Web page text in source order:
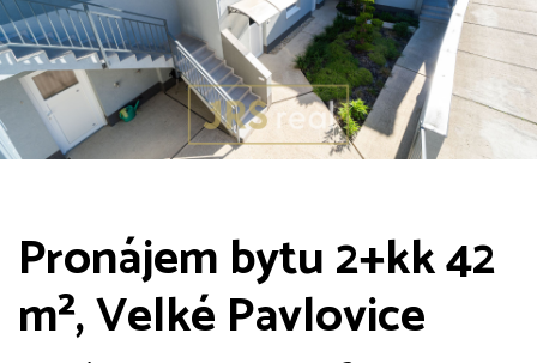
Pronájem bytu 2+kk 42
m², Velké Pavlovice